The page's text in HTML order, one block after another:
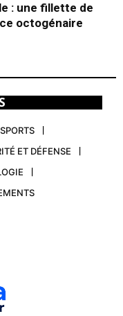
: une fillette de
octogénaire
SPORTS
ET DÉFENSE